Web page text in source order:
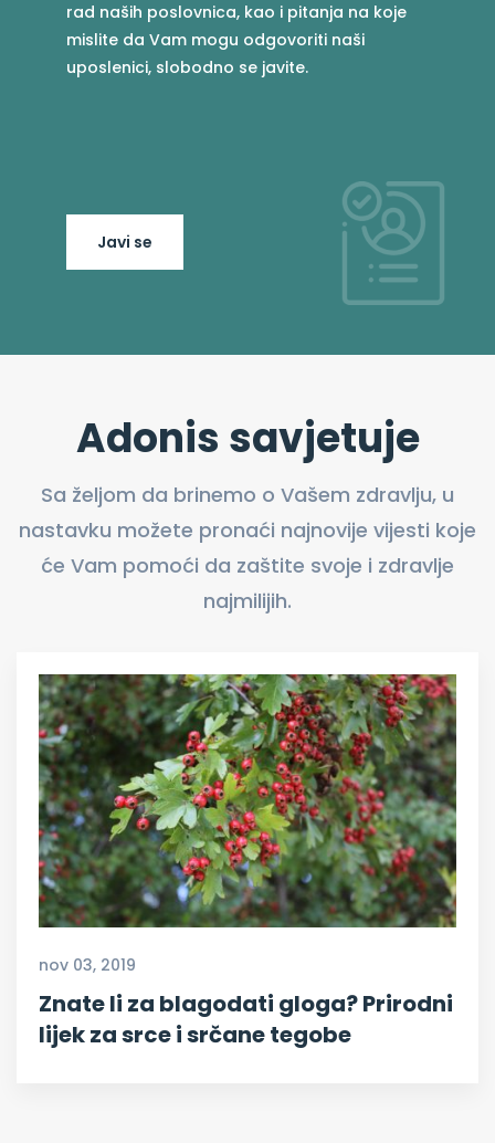
rad naših poslovnica, kao i pitanja na koje
mislite da Vam mogu odgovoriti naši
uposlenici, slobodno se javite.
Javi se
Adonis savjetuje
Sa željom da brinemo o Vašem zdravlju, u
nastavku možete pronaći najnovije vijesti koje
će Vam pomoći da zaštite svoje i zdravlje
najmilijih.
nov 03, 2019
Znate li za blagodati gloga? Prirodni
lijek za srce i srčane tegobe